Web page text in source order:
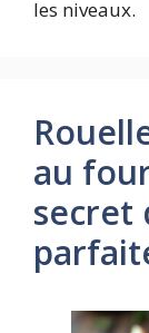
les niveaux.
au
secret